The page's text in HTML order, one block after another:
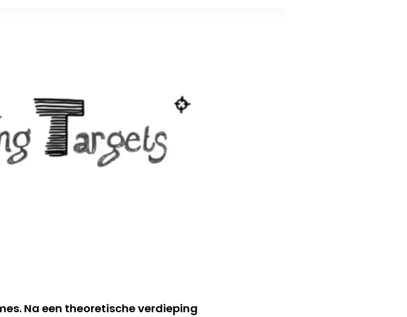
Na een theoretische verdieping